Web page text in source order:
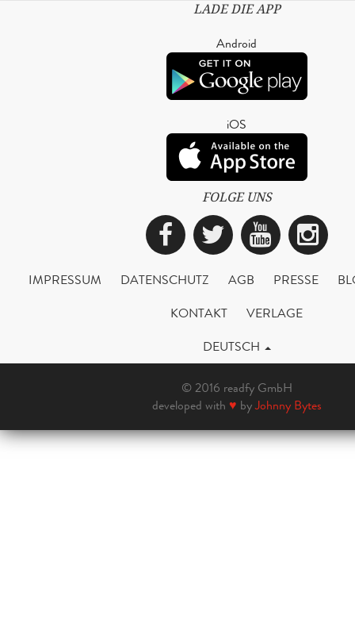
LADE DIE APP
Android
iOS
FOLGE UNS
Facebook
Twitter
IMPRESSUM DATENSCHUTZ AGB PRESSE
KONTAKT
VERLAGE
DEUTSCH
© 2016 readfy GmbH
developed with ♥ byJohnny Bytes